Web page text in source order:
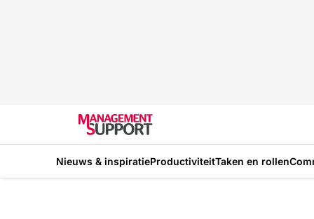
Nieuws & inspiratieProductiviteitTaken en rollen